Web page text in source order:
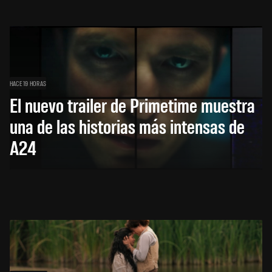
HACE 19 HORAS
El nuevo trailer de Primetime muestra
una de las historias más intensas de
A24